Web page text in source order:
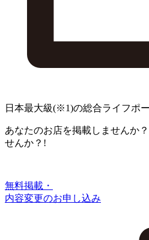
日本最大級(※1)の総合ライフポ
あなたのお店を掲載しませんか？
せんか？!
無料掲載・
内容変更のお申し込み